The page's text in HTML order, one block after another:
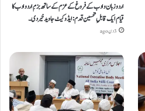
اردو زبان و ادب کے فروغ کے عزم کے ساتھ بزمِ اردو ادب کا
قیام ایک قابلِ تحسین قدم : ایڈوکیٹ جاوید خیردی۔
3 دن ago